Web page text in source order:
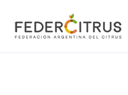
contenido